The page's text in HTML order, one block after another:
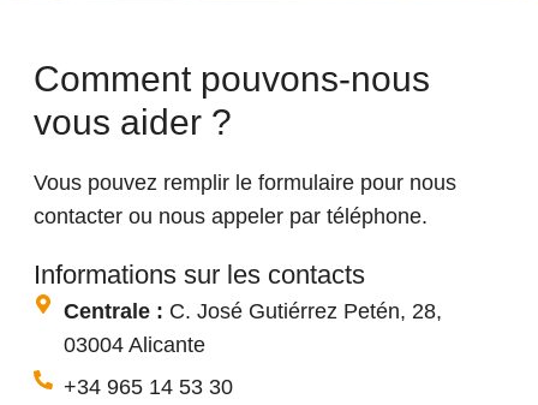
Comment pouvons-nous
vous aider ?
Vous pouvez remplir le formulaire pour nous
contacter ou nous appeler par téléphone.
Informations sur les contacts
Centrale : C. José Gutiérrez Petén, 28,
03004 Alicante
+34 965 14 53 30